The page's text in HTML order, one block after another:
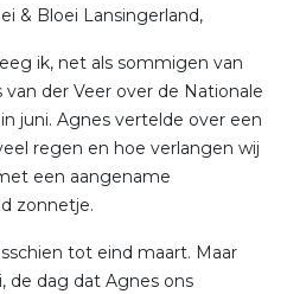
& Bloei Lansingerland,
ik, net als sommigen van
der Veer over de Nationale
juni. Agnes vertelde over een
regen en hoe verlangen wij
een aangename
zonnetje.
tot eind maart. Maar
de dag dat Agnes ons